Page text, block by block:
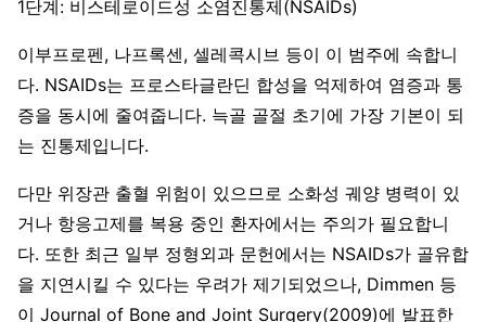
1단계: 비스테로이드성 소염진통제(NSAIDs)
이부프로펜, 나프록센, 셀레콕시브 등이 이 범주에 속합니
다. NSAIDs는 프로스타글란딘 합성을 억제하여 염증과 통
증을 동시에 줄여줍니다. 늑골 골절 초기에 가장 기본이 되
는 진통제입니다.
다만 위장관 출혈 위험이 있으므로 소화성 궤양 병력이 있
거나 항응고제를 복용 중인 환자에서는 주의가 필요합니
다. 또한 최근 일부 정형외과 문헌에서는 NSAIDs가 골유합
을 지연시킬 수 있다는 우려가 제기되었으나, Dimmen 등
이 Journal of Bone and Joint Surgery(2009)에 발표한